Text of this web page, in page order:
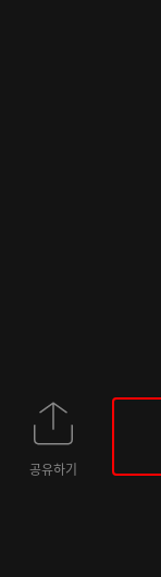
공유하기